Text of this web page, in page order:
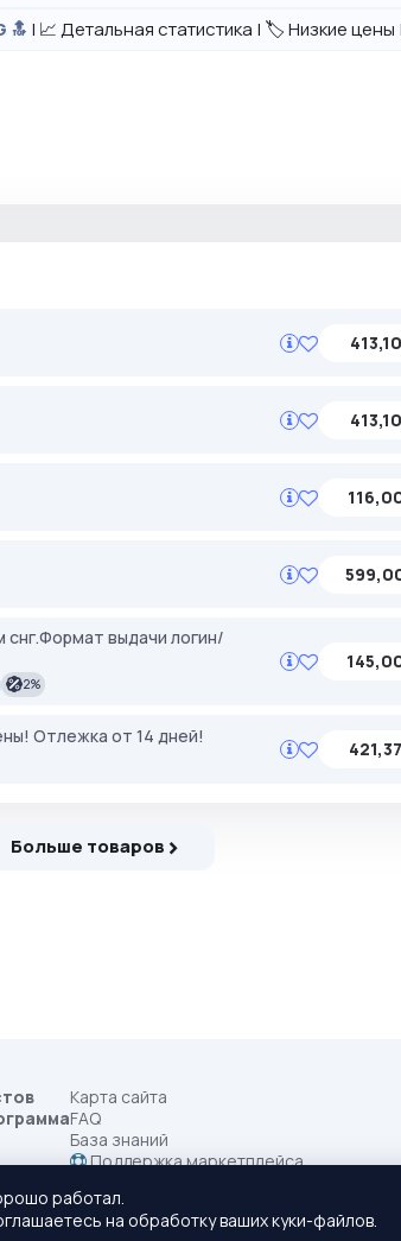
🔝 | 📈 Детальная статистика | 🏷️ Низкие
выдачи логин/
2%
Отлежка от 14 дней!
Больше товаров
Карта сайта
FAQ
База знаний
Поддержка маркетплейса
🪲 Сообщить об ошибке (Bug Bounty)
работал.
на обработку ваших куки-файлов.